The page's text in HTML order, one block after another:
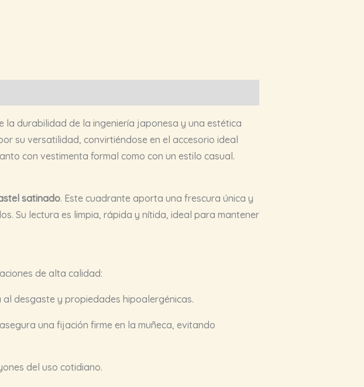
durabilidad de la ingeniería japonesa y una estética
su versatilidad, convirtiéndose en el accesorio ideal
con vestimenta formal como con un estilo casual.
satinado. Este cuadrante aporta una frescura única y
Su lectura es limpia, rápida y nítida, ideal para mantener
de alta calidad:
desgaste y propiedades hipoalergénicas.
una fijación firme en la muñeca, evitando
del uso cotidiano.